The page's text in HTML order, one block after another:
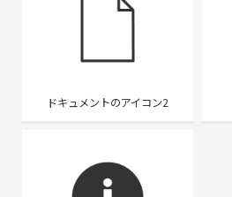
ドキュメントのアイコン2